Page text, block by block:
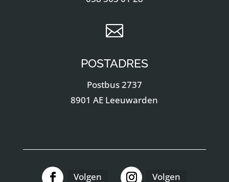

POSTADRES
Postbus 2737
8901 AE Leeuwarden
Volgen Volgen